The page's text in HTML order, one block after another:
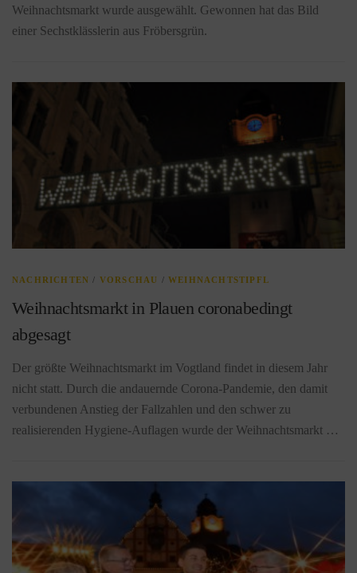
Weihnachtsmarkt wurde ausgewählt. Gewonnen hat das Bild
einer Sechstklässlerin aus Fröbersgrün.
NACHRICHTEN / VORSCHAU /WEIHNACHTSTIPFL
Weihnachtsmarkt in Plauen coronabedingt
abgesagt
Der größte Weihnachtsmarkt im Vogtland findet in diesem Jahr
nicht statt. Durch die andauernde Corona-Pandemie, den damit
verbundenen Anstieg der Fallzahlen und den schwer zu
realisierenden Hygiene-Auflagen wurde der Weihnachtsmarkt …